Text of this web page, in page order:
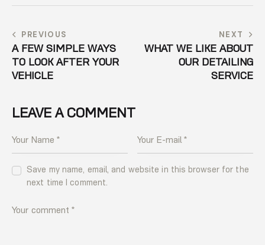
PREVIOUS
A FEW SIMPLE WAYS
TO LOOK AFTER YOUR
VEHICLE
NEXT
WHAT WE LIKE ABOUT
OUR DETAILING
SERVICE
LEAVE A COMMENT
Save my name, email, and website in this browser for the
next time I comment.